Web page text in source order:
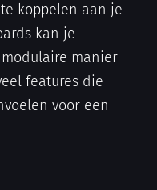
koppelen aan je
kan je
manier
features die
voor een